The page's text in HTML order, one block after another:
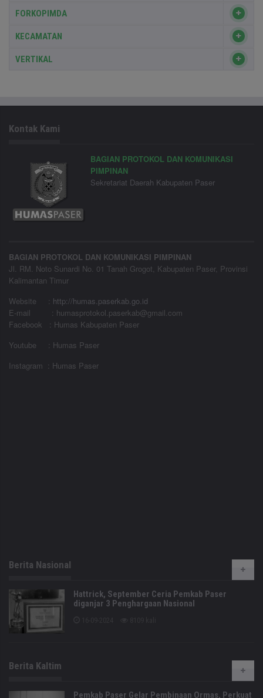
FORKOPIMDA
KECAMATAN
VERTIKAL
Kontak Kami
BAGIAN PROTOKOL DAN KOMUNIKASI
PIMPINAN
Sekretariat Daerah Kabupaten Paser
BAGIAN PROTOKOL DAN KOMUNIKASI PIMPINAN
Jl. RM. Noto Sunardi No. 01 Tanah Grogot, Kabupaten Paser, Provinsi
Kalimantan Timur
Website
: http://humas.paserkab.go.id
E-mail : humasprotokol.paserkab@gmail.com
Facebook : Humas Kabupaten Paser
Youtube : Humas Paser
Instagram : Humas Paser
Berita Nasional
Hattrick, September Ceria Pemkab Paser
diganjar 3 Penghargaan Nasional
Berita Kaltim
Pemkab Paser Gelar Pembinaan Ormas, Perkuat